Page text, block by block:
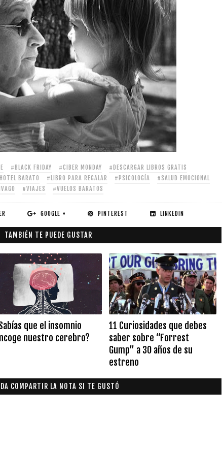
#BLACK FRIDAY #CIBER MONDAY
#DESCARGAR LIBROS GRATIS
BARATO #LIBRO PARA REGALAR #PSICOLOGÍA
#SALUD EMOCIONAL
#VIAJES #VUELOS BARATOS
GOOGLE + PINTEREST LINKEDIN
TAMBIÉN TE PUEDE GUSTAR
que el insomnio
nuestro cerebro?
11 Curiosidades que debes
saber sobre “Forrest
Gump” a 30 años de su
estreno
COMPARTIR LA NOTA SI TE GUSTÓ